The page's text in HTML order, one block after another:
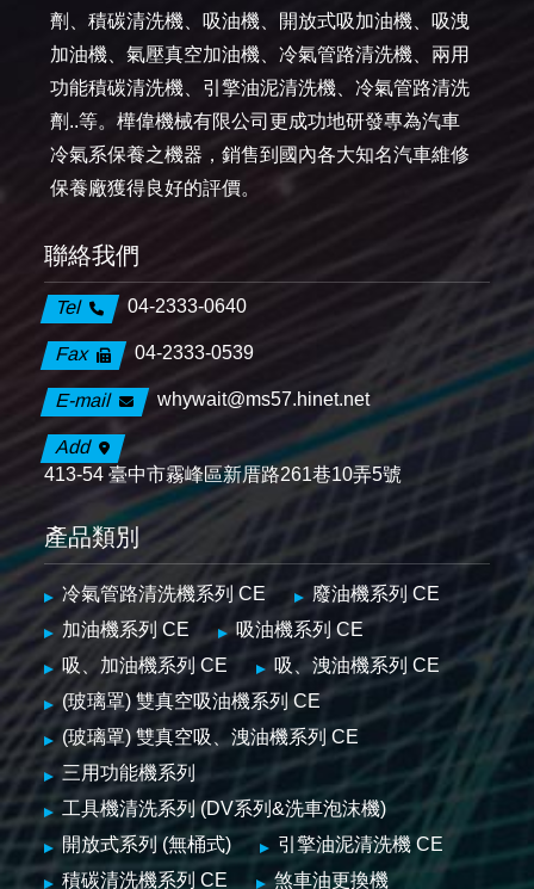
劑、積碳清洗機、吸油機、開放式吸加油機、吸洩
加油機、氣壓真空加油機、冷氣管路清洗機、兩用
功能積碳清洗機、引擎油泥清洗機、冷氣管路清洗
劑..等。樺偉機械有限公司更成功地研發專為汽車
冷氣系保養之機器，銷售到國內各大知名汽車維修
保養廠獲得良好的評價。
聯絡我們
Tel 04-2333-0640
Fax 04-2333-0539
E-mail whywait@ms57.hinet.net
Add
413-54 臺中市霧峰區新厝路261巷10弄5號
產品類別
冷氣管路清洗機系列 CE
廢油機系列 CE
加油機系列 CE
吸油機系列 CE
吸、加油機系列 CE
吸、洩油機系列 CE
(玻璃罩) 雙真空吸油機系列 CE
(玻璃罩) 雙真空吸、洩油機系列 CE
三用功能機系列
工具機清洗系列 (DV系列&洗車泡沫機)
開放式系列 (無桶式)
引擎油泥清洗機 CE
積碳清洗機系列 CE
煞車油更換機